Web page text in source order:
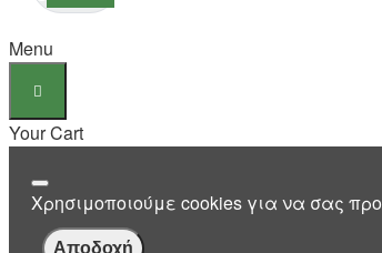
Menu
Your Cart
Χρησιμοποιούμε cookies για να σας
Αποδοχή